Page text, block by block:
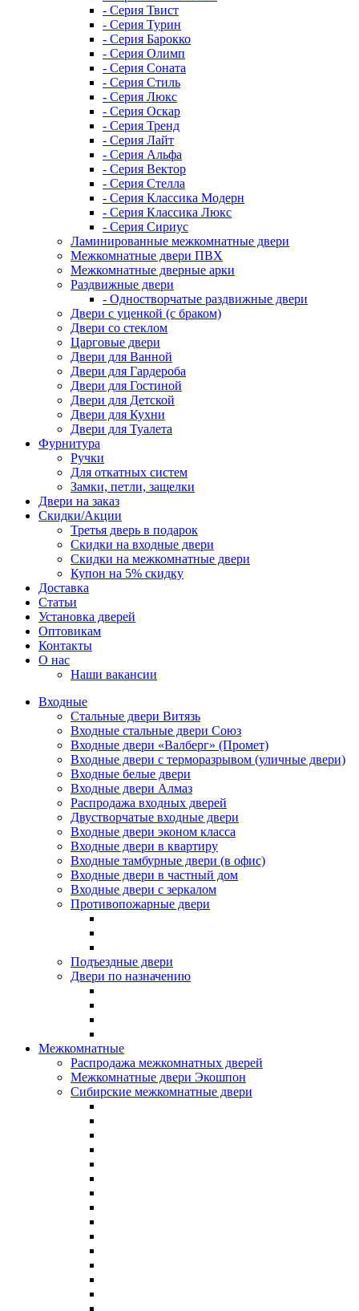
- Серия Твист
- Серия Турин
- Серия Барокко
- Серия Олимп
- Серия Соната
- Серия Стиль
- Серия Люкс
- Серия Оскар
- Серия Тренд
- Серия Лайт
- Серия Альфа
- Серия Вектор
- Серия Стелла
- Серия Классика Модерн
- Серия Классика Люкс
- Серия Сириус
Ламинированные межкомнатные двери
Межкомнатные двери ПВХ
Межкомнатные дверные арки
Раздвижные двери
- Одностворчатые раздвижные двери
Двери с уценкой (с браком)
Двери со стеклом
Царговые двери
Двери для Ванной
Двери для Гардероба
Двери для Гостиной
Двери для Детской
Двери для Кухни
Двери для Туалета
Фурнитура
Ручки
Для откатных систем
Замки, петли, защелки
Двери на заказ
Скидки/Акции
Третья дверь в подарок
Скидки на входные двери
Скидки на межкомнатные двери
Купон на 5% скидку
Доставка
Статьи
Установка дверей
Оптовикам
Контакты
О нас
Наши вакансии
Входные
Стальные двери Витязь
Входные стальные двери Союз
Входные двери «Валберг» (Промет)
Входные двери с терморазрывом (уличные двери)
Входные белые двери
Входные двери Алмаз
Распродажа входных дверей
Двустворчатые входные двери
Входные двери эконом класса
Входные двери в квартиру
Входные тамбурные двери (в офис)
Входные двери в частный дом
Входные двери с зеркалом
Противопожарные двери
Подъездные двери
Двери по назначению
Межкомнатные
Распродажа межкомнатных дверей
Межкомнатные двери Экошпон
Сибирские межкомнатные двери